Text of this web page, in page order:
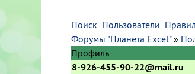
Поиск Пользователи
Форумы "Планета Excel" »
Профиль
8-926-455-90-22@mail.ru